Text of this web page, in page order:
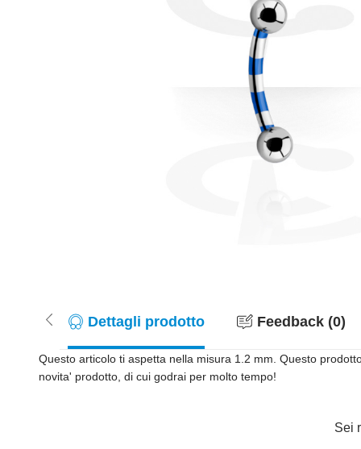
Dettagli prodotto Feedback (0)
Questo articolo ti aspetta nella misura 1.2 mm. Questo
novita' prodotto, di cui godrai per molto tempo!
Sei